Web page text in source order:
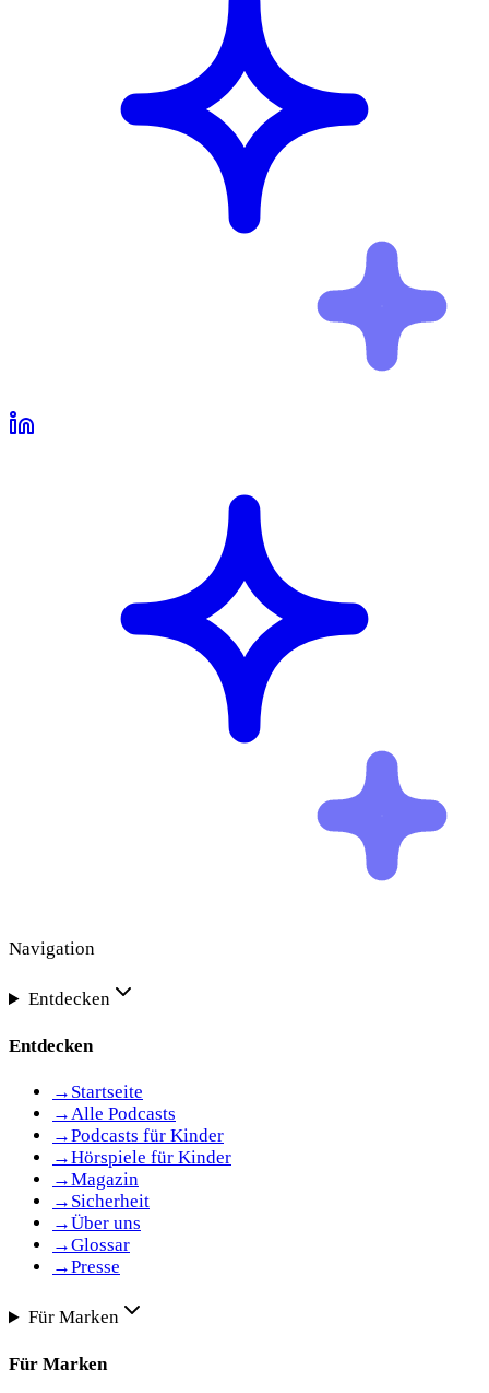
Navigation
Entdecken
Entdecken
→ Startseite
→Alle Podcasts
→Podcasts für Kinder
→Hörspiele für Kinder
→Magazin
→ Sicherheit
→Über uns
→Glossar
→Presse
Für Marken
Für Marken